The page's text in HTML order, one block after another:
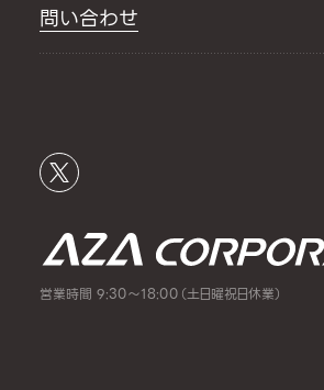
問い合わせ
営業時間 9:30～18:00（土日曜祝日休業）